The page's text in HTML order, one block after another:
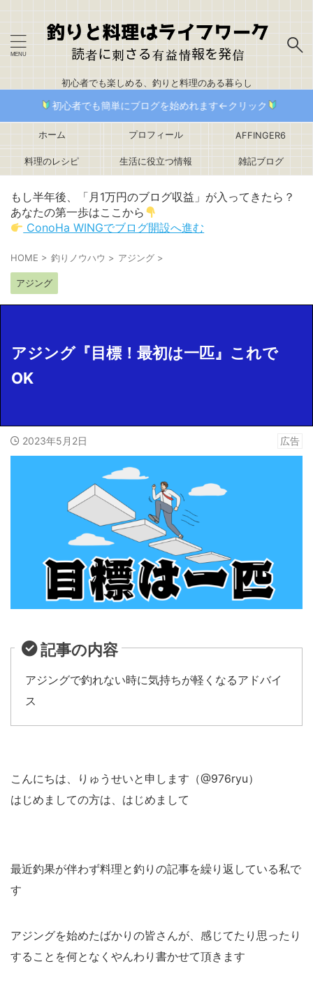
初心者でも楽しめる、釣りと料理のある暮らし
初心者でも簡単にブログを始めれます←クリック
ホーム プロフィール AFFINGER6
料理のレシピ 生活に役立つ情報 雑記ブログ
もし半年後、「月1万円のブログ収益」が入ってきたら？
あなたの第一歩はここから
ConoHa WINGでブログ開設へ進む
HOME > 釣りノウハウ > アジング >
アジング
アジング『目標！最初は一匹』これで
OK
2023年5月2日 広告
記事の内容
アジングで釣れない時に気持ちが軽くなるアドバイ
ス
こんにちは、りゅうせいと申します（@976ryu）
はじめましての方は、はじめまして
最近釣果が伴わず料理と釣りの記事を繰り返している私で
す
アジングを始めたばかりの皆さんが、感じてたり思ったり
することを何となくやんわり書かせて頂きます